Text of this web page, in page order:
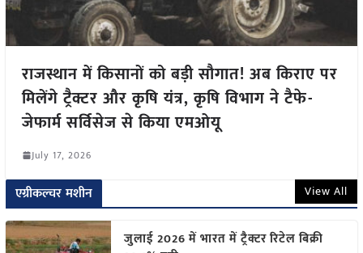
राजस्थान में किसानों को बड़ी सौगात! अब किराए पर
मिलेंगे ट्रैक्टर और कृषि यंत्र, कृषि विभाग ने टैफे-
जेफार्म सर्विसेज से किया एमओयू
July 17, 2026
एग्रीकल्चर मशीन View All
जुलाई 2026 में भारत में ट्रैक्टर रिटेल बिक्री